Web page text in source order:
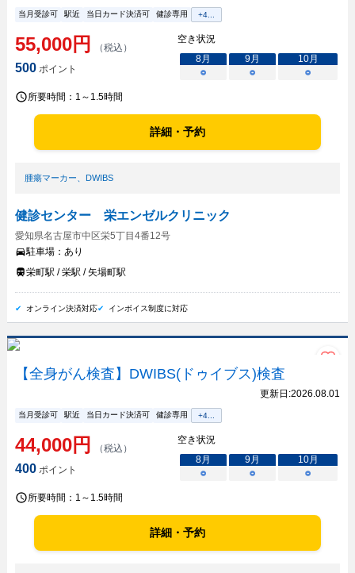
当月受診可 駅近 当日カード決済可 健診専用 +4...
55,000円 （税込）
500ポイント
空き状況
8月 9月 10月
○
○ ○
所要時間： 1～1.5時間
詳細・予約
腫瘍マーカー、 DWIBS
健診センター 栄エンゼルクリニック
愛知県名古屋市中区栄5丁目4番12号
駐車場： あり
栄町駅 / 栄駅 / 矢場町駅
オンライン決済対応 インボイス制度に対応
【全身がん検査】DWIBS(ドゥイブス)検査
更新日:2026.08.01
当月受診可 駅近 当日カード決済可 健診専用 +4...
44,000円 （税込）
400ポイント
空き状況
8月 9月 10月
○
○ ○
所要時間： 1～1.5時間
詳細・予約